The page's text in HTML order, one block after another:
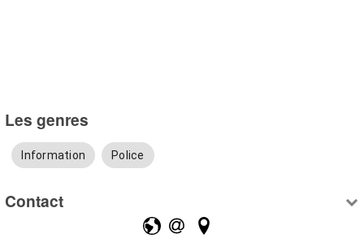
Les genres
Information Police
Contact